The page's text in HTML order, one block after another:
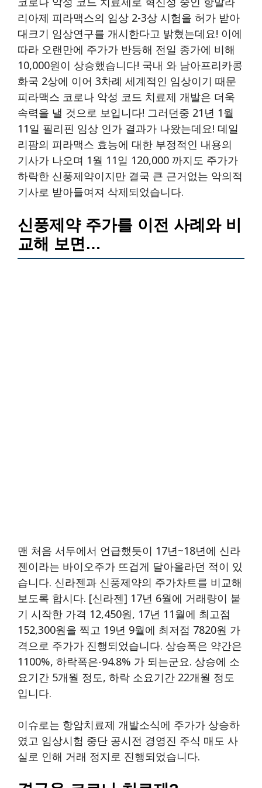
리아제 피라맥스의 임상 2-3상 시험을 허가 받아
대크기 임상연구를 개시한다고 밝혔는데요! 이에
따라 오랜만에 주가가 반등해 전일 종가에 비해
10,000원이 상승했습니다! 국내 와 남아프리카콩
화국 2상에 이어 3차례 세계적인 임상이기 때문
피라맥스 코로나 악성 코드 치료제 개발은 더욱
속력을 낼 것으로 보입니다! 그러던중 21년 1월
11일 필리핀 임상 인가 결과가 나왔는데요! 데일
리팜의 피라맥스 효능에 대한 부정적인 내용의
기사가 나오며 1월 11일 120,000 까지도 주가가
하락한 신풍제약이지만 결국 큰 근거없는 악의적
기사로 받아들여져 삭제되었습니다.
신풍제약 주가를 이전 사례와 비
교해 보면…
맨 처음 서두에서 언급했듯이 17년~18년에 신라
젠이라는 바이오주가 뜨겁게 달아올라던 적이 있
습니다. 신라젠과 신풍제약의 주가차트를 비교해
보도록 합시다. [신라젠] 17년 6월에 거래량이 붙
기 시작한 가격 12,450원, 17년 11월에 최고점
152,300원을 찍고 19년 9월에 최저점 7820원 가
격으로 주가가 진행되었습니다. 상승폭은 약간은
1100%, 하락폭은-94.8% 가 되는군요. 상승에 소
요기간 5개월 정도, 하락 소요기간 22개월 정도
입니다.
이슈로는 항암치료제 개발소식에 주가가 상승하
였고 임상시험 중단 공시전 경영진 주식 매도 사
실로 인해 거래 정지로 진행되었습니다.